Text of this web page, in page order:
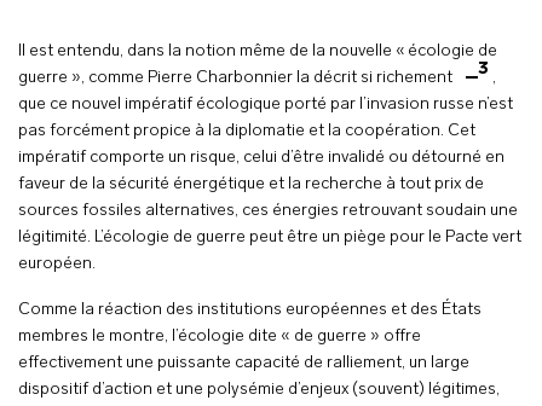
Il est entendu, dans la notion même de la nouvelle « écologie de
guerre », comme Pierre Charbonnier la décrit si richement
3 ,
que ce nouvel impératif écologique porté par l’invasion russe n’est
pas forcément propice à la diplomatie et la coopération. Cet
impératif comporte un risque, celui d’être invalidé ou détourné en
faveur de la sécurité énergétique et la recherche à tout prix de
sources fossiles alternatives, ces énergies retrouvant soudain une
légitimité. L’écologie de guerre peut être un piège pour le Pacte vert
européen.
Comme la réaction des institutions européennes et des États
membres le montre, l’écologie dite « de guerre » offre
effectivement une puissante capacité de ralliement, un large
dispositif d’action et une polysémie d’enjeux (souvent) légitimes,